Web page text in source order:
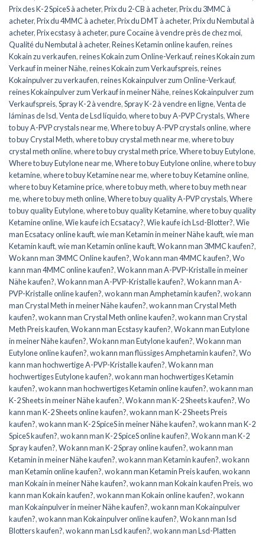
Prix des K-2 SpiceS à acheter,Prix du 2-CB à acheter,Prix du 3MMC à
acheter,Prix du 4MMC à acheter,Prix du DMT à acheter,Prix du Nembutal à
acheter,Prix ecstasy à acheter,pure Cocaïne à vendre près de chez moi,
Qualité du Nembutal à acheter,Reines Ketamin online kaufen,reines
Kokain zu verkaufen,reines Kokain zum Online-Verkauf,reines Kokain zum
Verkauf in meiner Nähe,reines Kokain zum Verkaufspreis,reines
Kokainpulver zu verkaufen,reines Kokainpulver zum Online-Verkauf,
reines Kokainpulver zum Verkauf in meiner Nähe,reines Kokainpulver zum
Verkaufspreis,Spray K-2 à vendre,Spray K-2 à vendre en ligne,Venta de
láminas de lsd,Venta de Lsd líquido,where to buy A-PVP Crystals,Where
to buy A-PVP crystals near me,Where to buy A-PVP crystals online,where
to buy Crystal Meth,where to buy crystal meth near me,where to buy
crystal meth online,where to buy crystal meth price,Where to buy Eutylone,
Where to buy Eutylone near me,Where to buy Eutylone online,where to buy
ketamine,where to buy Ketamine near me,where to buy Ketamine online,
where to buy Ketamine price,where to buy meth,where to buy meth near
me,where to buy meth online,Where to buy quality A-PVP crystals,Where
to buy quality Eutylone,where to buy quality Ketamine,where to buy quality
Ketamine online,Wie kaufe ich Ecsatacy?,Wie kaufe ich Lsd-Blotter?,Wie
man Ecsatacy online kauft,wie man Ketamin in meiner Nähe kauft,wie man
Ketamin kauft,wie man Ketamin online kauft,Wo kann man 3MMC kaufen?,
Wo kann man 3MMC Online kaufen?,Wo kann man 4MMC kaufen?,Wo
kann man 4MMC online kaufen?,Wo kann man A-PVP-Kristalle in meiner
Nähe kaufen?,Wo kann man A-PVP-Kristalle kaufen?,Wo kann man A-
PVP-Kristalle online kaufen?,wo kann man Amphetamin kaufen?,wo kann
man Crystal Meth in meiner Nähe kaufen?,wo kann man Crystal Meth
kaufen?,wo kann man Crystal Meth online kaufen?,wo kann man Crystal
Meth Preis kaufen,Wo kann man Ecstasy kaufen?,Wo kann man Eutylone
in meiner Nähe kaufen?,Wo kann man Eutylone kaufen?,Wo kann man
Eutylone online kaufen?,wo kann man flüssiges Amphetamin kaufen?,Wo
kann man hochwertige A-PVP-Kristalle kaufen?,Wo kann man
hochwertiges Eutylone kaufen?,wo kann man hochwertiges Ketamin
kaufen?,wo kann man hochwertiges Ketamin online kaufen?,wo kann man
K-2 Sheets in meiner Nähe kaufen?,Wo kann man K-2 Sheets kaufen?,Wo
kann man K-2 Sheets online kaufen?,wo kann man K-2 Sheets Preis
kaufen?,wo kann man K-2 SpiceS in meiner Nähe kaufen?,wo kann man K-2
SpiceS kaufen?,wo kann man K-2 SpiceS online kaufen?,Wo kann man K-2
Spray kaufen?,Wo kann man K-2 Spray online kaufen?,wo kann man
Ketamin in meiner Nähe kaufen?,wo kann man Ketamin kaufen?,wo kann
man Ketamin online kaufen?,wo kann man Ketamin Preis kaufen,wo kann
man Kokain in meiner Nähe kaufen?,wo kann man Kokain kaufen Preis,wo
kann man Kokain kaufen?,wo kann man Kokain online kaufen?,wo kann
man Kokainpulver in meiner Nähe kaufen?,wo kann man Kokainpulver
kaufen?,wo kann man Kokainpulver online kaufen?,Wo kann man lsd
Blotters kaufen?,wo kann man Lsd kaufen?,wo kann man Lsd-Platten